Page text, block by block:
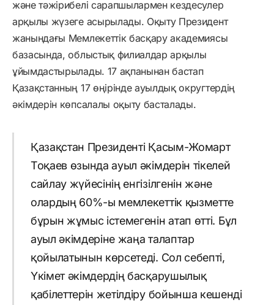
және тәжірибелі сарапшылармен кездесулер
арқылы жүзеге асырылады. Оқыту Президент
жанындағы Мемлекеттік басқару академиясы
базасында, облыстық филиалдар арқылы
ұйымдастырылады. 17 ақпанынан бастап
Қазақстанның 17 өңірінде ауылдық округтердің
әкімдерін көпсалалы оқыту басталады.
Қазақстан Президенті Қасым-Жомарт
Тоқаев өзында ауыл әкімдерін тікелей
сайлау жүйесінің енгізілгенін және
олардың 60%-ы мемлекеттік қызметте
бұрын жұмыс істемегенін атап өтті. Бұл
ауыл әкімдеріне жаңа талаптар
қойылатынын көрсетеді. Сол себепті,
Үкімет әкімдердің басқарушылық
қабілеттерін жетілдіру бойынша кешенді